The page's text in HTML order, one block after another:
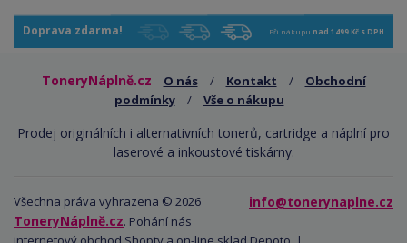
Doprava zdarma! Při nákupu nad 1499 Kč s DPH
ToneryNáplně.cz O nás / Kontakt /
Obchodní
podmínky
/ Vše o nákupu
Prodej originálních i alternativních tonerů, cartridge a náplní pro
laserové a inkoustové tiskárny.
info@tonerynaplne.cz
Všechna práva vyhrazena © 2026
ToneryNáplně.cz. Pohání nás